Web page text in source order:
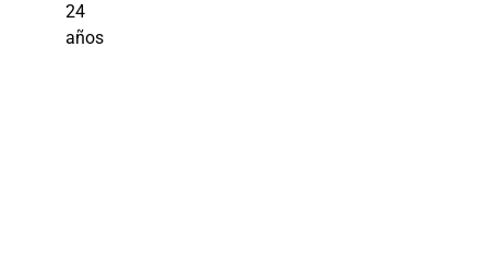
24
años